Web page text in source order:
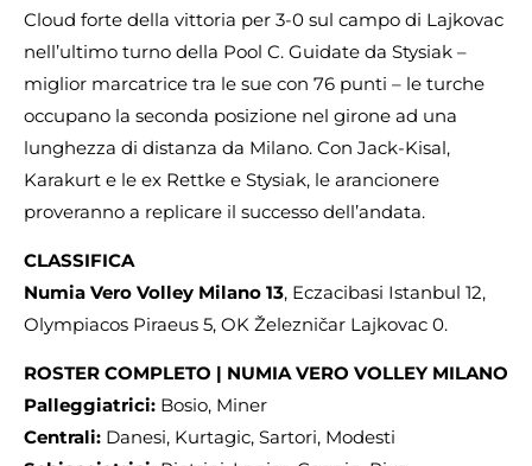
Cloud forte della vittoria per 3-0 sul campo di Lajkovac
nell’ultimo turno della Pool C. Guidate da Stysiak –
miglior marcatrice tra le sue con 76 punti – le turche
occupano la seconda posizione nel girone ad una
lunghezza di distanza da Milano. Con Jack-Kisal,
Karakurt e le ex Rettke e Stysiak, le arancionere
proveranno a replicare il successo dell’andata.
CLASSIFICA
Numia Vero Volley Milano 13, Eczacibasi Istanbul 12,
Olympiacos Piraeus 5, OK Železničar Lajkovac 0.
ROSTER COMPLETO | NUMIA VERO VOLLEY MILANO
Palleggiatrici: Bosio, Miner
Centrali: Danesi, Kurtagic, Sartori, Modesti